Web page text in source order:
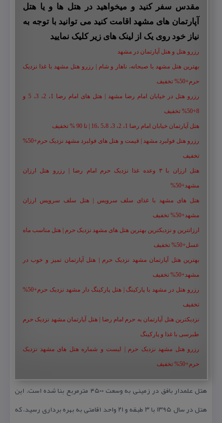
مقدس سفر کنید و میخواهید در هتل ها و یا هتل
آپارتمان های مشهد اقامت کنید می توانید با توجه به
نیاز خود روی یک از لینک های زیر کلیک نمایید
رزرو هتل و هتل آپارتمان در مشهد
بهترین هتل مشهد با صبحانه، ناهار و شام | رزرو هتل مشهد با غذا نزدیک
حرم+50% تخفیف
رزرو هتل در خیابان امام رضا مشهد | هتل‌ های امام رضا 1، 2، 3، 5 و
8+50% تخفیف
هتل آپارتمان خیابان امام رضا 1، 2، 3، 5،8 ،16 | تا 90 % تخفیف
رزرو هتل فولبرد مشهد | قیمت و هتل های فولبرد مشهد نزدیک حرم+50%
تخفیف
هتل ارزان با ۳ وعده غذا نزدیک حرم امام رضا | رزرو هتل ارزان
مشهد+50%
هتل های مشهد با غذای سلف سرویس | هتل سلف سرویس ارزان
مشهد+50% تخفیف
ارزانترین و نزدیکترین بهترین هتل های مشهد نزدیک حرم | هتل مناسب ماه
عسل+50% تخفیف
بهترین هتل آپارتمان مشهد نزدیک حرم | هتل آپارتمان تمیز و خوب در
مشهد+50% تخفیف
رزرو هتل در مشهد با پارکینگ | هتل پارکینگ دار مشهد نزدیک حرم+50%
تخفیف
نزدیکترین هتل آپارتمان به حرم امام رضا | هتل آپارتمان مشهد نزدیک حرم
طبرسی با غذا و پارکینگ
رزرو هتل مشهد نزدیک حرم | لیست و شماره هتل های مشهد نزدیک
حرم+50% تخفیف
هتل علمدار بافق در زمینی به وسعت ۴۵۰۰ مترمربع بنا شده است. این
هتل در سال ۱۳۹۵ با ۳ طبقه و ۲۱ واحد اقامتی به بهره برداری رسید، كه